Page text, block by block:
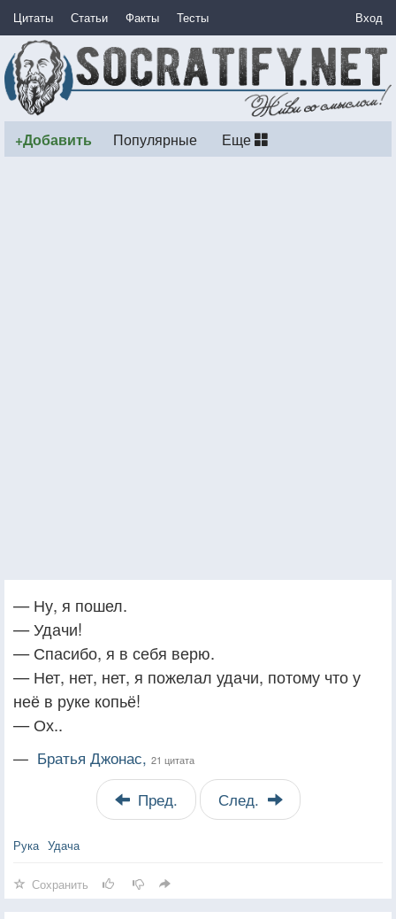
Цитаты Статьи Факты Тесты Вход
+Добавить Популярные Еще
— Ну, я пошел.
— Удачи!
— Спасибо, я в себя верю.
— Нет, нет, нет, я пожелал удачи, потому что у
неё в руке копьё!
— Ох..
— Братья Джонас, 21 цитата
Пред. След.
Рука Удача
Сохранить